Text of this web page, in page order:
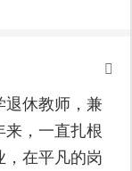
退休教师，兼
来，一直扎根
，在平凡的岗